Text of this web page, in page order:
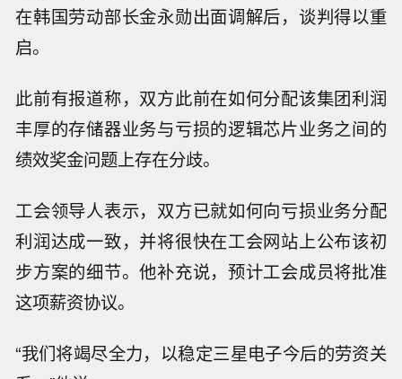
在韩国劳动部长金永勋出面调解后，谈判得以重
启。
此前有报道称，双方此前在如何分配该集团利润
丰厚的存储器业务与亏损的逻辑芯片业务之间的
绩效奖金问题上存在分歧。
工会领导人表示，双方已就如何向亏损业务分配
利润达成一致，并将很快在工会网站上公布该初
步方案的细节。他补充说，预计工会成员将批准
这项薪资协议。
“我们将竭尽全力，以稳定三星电子今后的劳资关